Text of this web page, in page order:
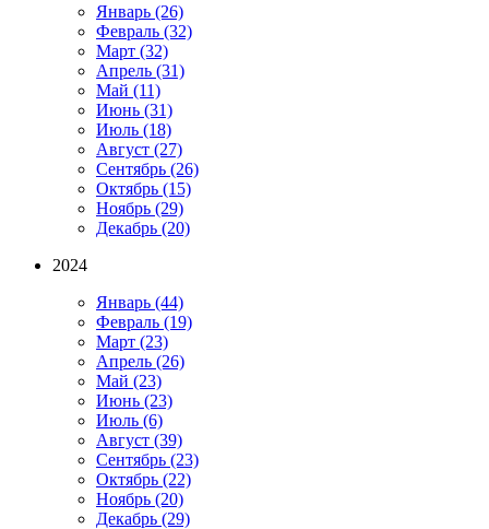
Январь (26)
Февраль (32)
Март (32)
Апрель (31)
Май (11)
Июнь (31)
Июль (18)
Август (27)
Сентябрь (26)
Октябрь (15)
Ноябрь (29)
Декабрь (20)
2024
Январь (44)
Февраль (19)
Март (23)
Апрель (26)
Май (23)
Июнь (23)
Июль (6)
Август (39)
Сентябрь (23)
Октябрь (22)
Ноябрь (20)
Декабрь (29)